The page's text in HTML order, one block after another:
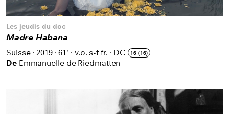
Les jeudis du doc
Madre Habana
Suisse·2019·61' · v.o. s-t fr. · DC 16 (16)
De Emmanuelle de Riedmatten